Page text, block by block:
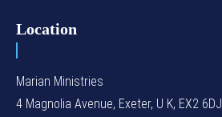
Location
Marian Ministries
4 Magnolia Avenue, Exeter, U K, EX2 6DJ